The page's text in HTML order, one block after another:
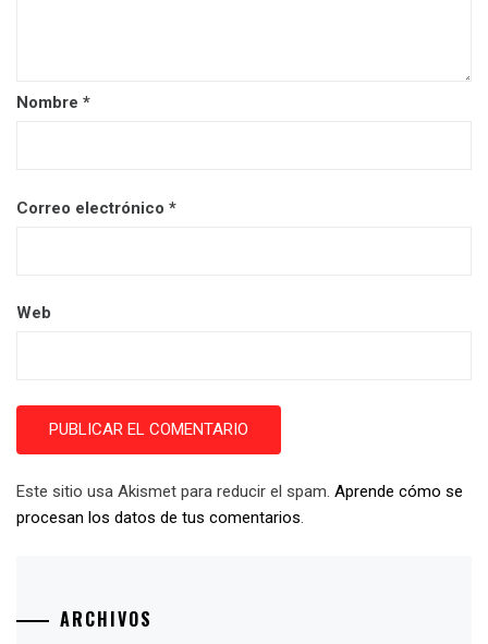
Nombre *
Correo electrónico *
Web
Este sitio usa Akismet para reducir el spam. Aprende cómo se
procesan los datos de tus comentarios.
ARCHIVOS